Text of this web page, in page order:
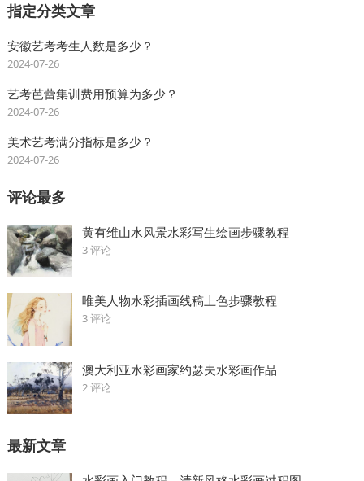
指定分类文章
安徽艺考考生人数是多少？
2024-07-26
艺考芭蕾集训费用预算为多少？
2024-07-26
美术艺考满分指标是多少？
2024-07-26
评论最多
黄有维山水风景水彩写生绘画步骤教程
3 评论
唯美人物水彩插画线稿上色步骤教程
3 评论
澳大利亚水彩画家约瑟夫水彩画作品
2 评论
最新文章